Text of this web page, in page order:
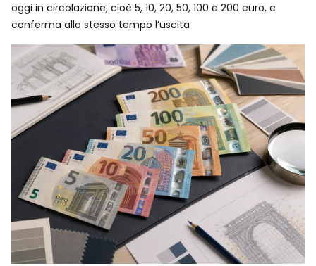
oggi in circolazione, cioè 5, 10, 20, 50, 100 e 200 euro, e
conferma allo stesso tempo l’uscita